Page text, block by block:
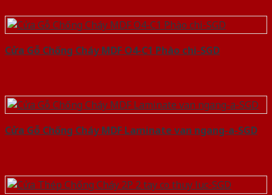
Cửa Gỗ Chống Cháy MDF O4-C1 Phào chi-SGD
Cửa Gỗ Chống Cháy MDF Laminate van ngang-a-SGD